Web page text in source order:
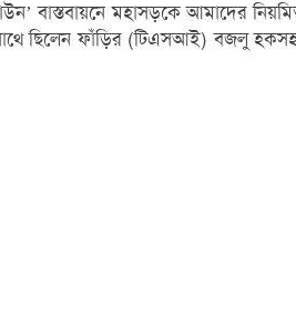
বাস্তবায়নে মহাসড়কে আমাদের
ছিলেন ফাঁড়ির (টিএসআই) বজলু